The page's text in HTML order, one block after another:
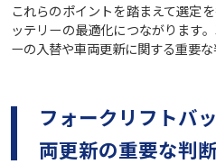
これらのポイントを踏まえて選定
ッテリーの最適化につながります
ーの入替や車両更新に関する重要
フォークリフトバ
両更新の重要な判